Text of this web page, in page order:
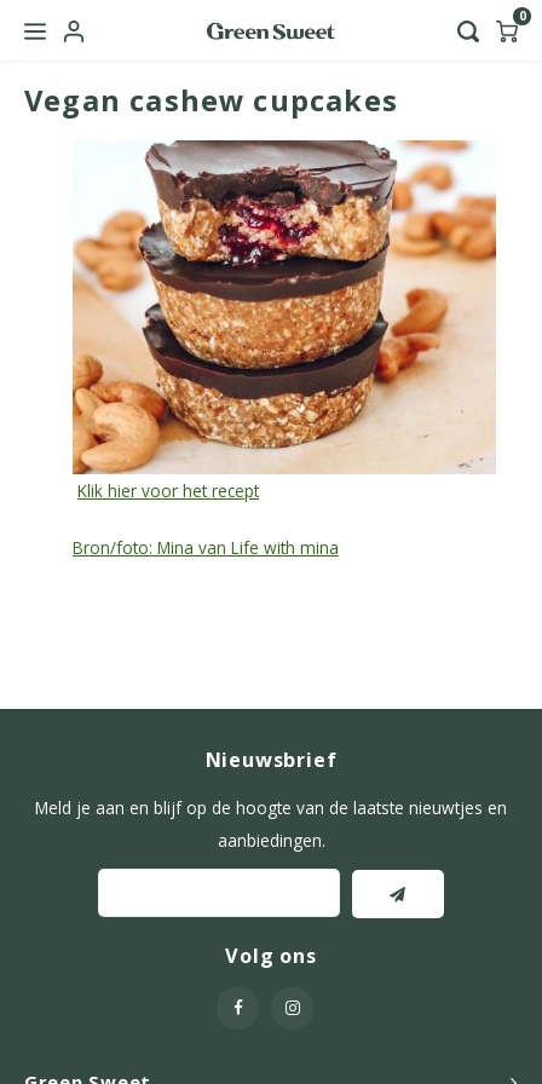
Hoofdmenu / green sweet zakelijk
0
Vegan cashew cupcakes
Klik hier voor het recept
Bron/foto: Mina van Life with mina
Nieuwsbrief
Meld je aan en blijf op de hoogte van de laatste nieuwtjes en
aanbiedingen.
Volg ons